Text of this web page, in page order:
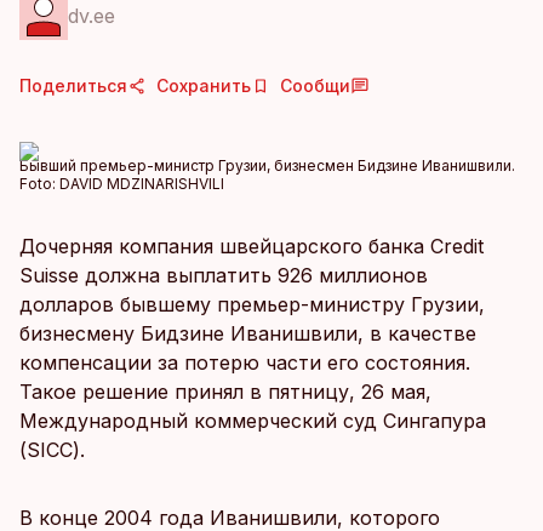
dv.ee
Поделиться Сохранить Сообщи
Бывший премьер-министр Грузии, бизнесмен Бидзине Иванишвили.
Foto: DAVID MDZINARISHVILI
Дочерняя компания швейцарского банка Credit
Suisse должна выплатить 926 миллионов
долларов бывшему премьер-министру Грузии,
бизнесмену Бидзине Иванишвили, в качестве
компенсации за потерю части его состояния.
Такое решение принял в пятницу, 26 мая,
Международный коммерческий суд Сингапура
(SICC).
В конце 2004 года Иванишвили, которого